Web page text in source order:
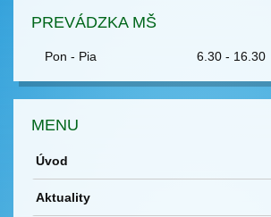
PREVÁDZKA MŠ
Pon - Pia 6.30 - 16.30
MENU
Úvod
Aktuality